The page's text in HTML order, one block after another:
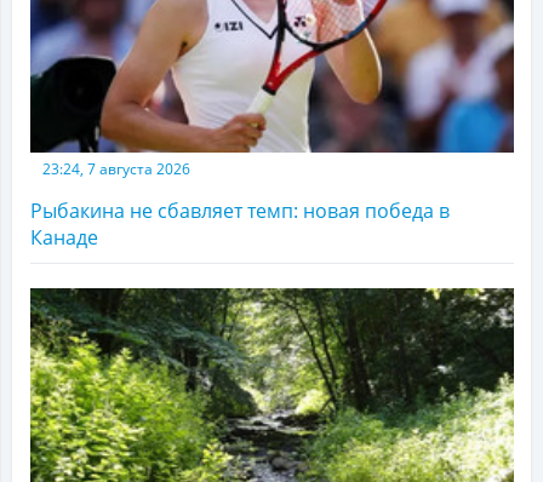
23:24, 7 августа 2026
Рыбакина не сбавляет темп: новая победа в
Канаде